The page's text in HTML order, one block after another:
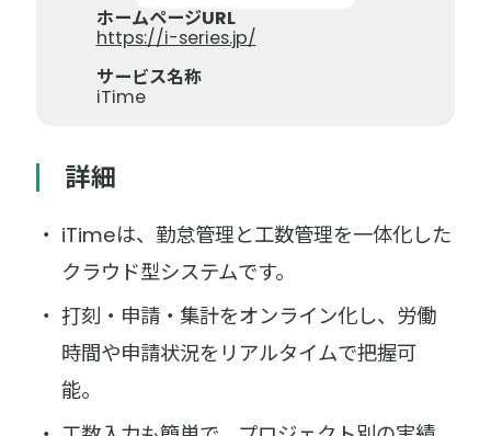
ホームページURL
https://i-series.jp/
サービス名称
iTime
詳細
iTimeは、勤怠管理と工数管理を一体化した
クラウド型システムです。
打刻・申請・集計をオンライン化し、労働
時間や申請状況をリアルタイムで把握可
能。